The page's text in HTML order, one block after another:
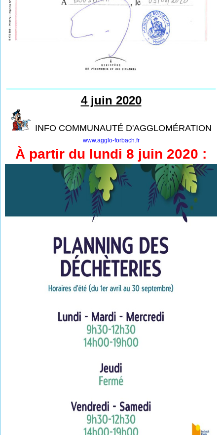
4 juin 2020
INFO COMMUNAUTÉ D'AGGLOMÉRATION
www.agglo-forbach.fr
À partir du lundi 8 juin 2020 :